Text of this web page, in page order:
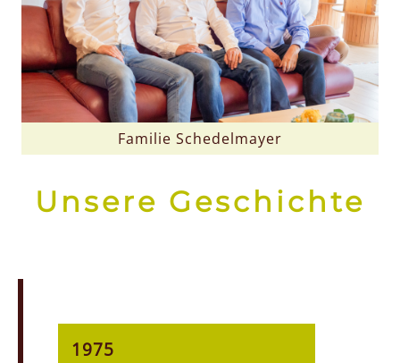
Familie Schedelmayer
Unsere Geschichte
1975